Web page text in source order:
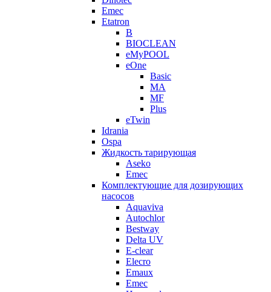
Emec
Etatron
B
BIOCLEAN
eMyPOOL
eOne
Basic
MA
MF
Plus
eTwin
Idrania
Ospa
Жидкость тарирующая
Aseko
Emec
Комплектующие для дозирующих
насосов
Aquaviva
Autochlor
Bestway
Delta UV
E-clear
Elecro
Emaux
Emec